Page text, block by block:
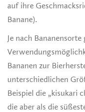
auf ihre
Banane).
Je nach
Bananen zur
unterschiedlichen
Beispiel die „kisukari
die aber als die